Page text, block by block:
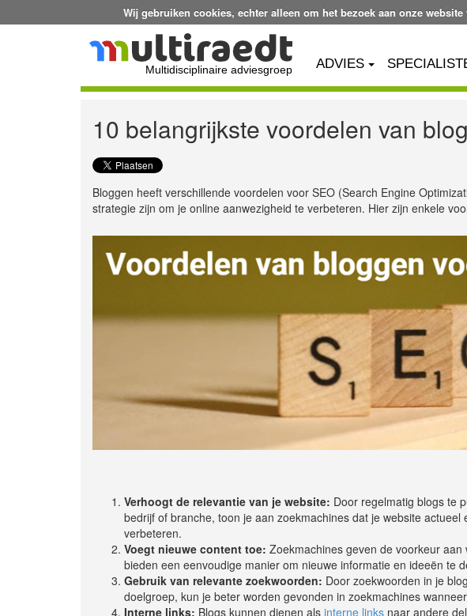
Wij gebruiken cookies, echter alleen om het bezoek aan onze
Multidisciplinaire adviesgroep ADVIES
10 belangrijkste voordelen van
Bloggen heeft verschillende voordelen voor SEO (Search Engine
strategie zijn om je online aanwezigheid te verbeteren. Hier zijn enkele
Verhoogt de relevantie van je website: Door regelmatig blogs te
bedrijf of branche, toon je aan zoekmachines dat je website
verbeteren.
Voegt nieuwe content toe: Zoekmachines geven de voorkeur
bieden een eenvoudige manier om nieuwe informatie en ideeën te
Gebruik van relevante zoekwoorden: Door zoekwoorden in je
doelgroep, kun je beter worden gevonden in zoekmachines
Interne links: Blogs kunnen dienen als interne links naar andere